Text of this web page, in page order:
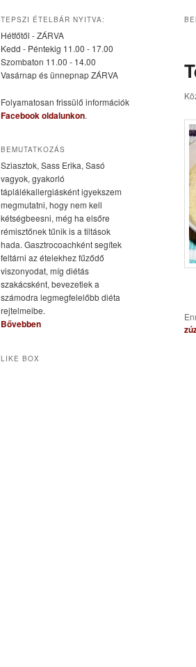
elsődleges
tartalomra
másodlagos
tartalomra
TEPSZI ÉTELBÁR NYITVA:
Hétfőtől - ZÁRVA
Kedd - Péntekig 11.00 - 17.00
Szombaton 11.00 - 14.00
Vasárnap és ünnepnap ZÁRVA
Folyamatosan frissülő információk
Facebook oldalunkon.
BEMUTATKOZÁS
Sziasztok, Sass Erika, Sasó
vagyok, gyakorló
táplálékallergiásként igyekszem
megmutatni, hogy nem kell
kétségbeesni, még ha elsőre
rémisztőnek tűnik is a tiltások
hada. Gasztrocoachként segítek
feltárni az ételekhez fűződő
viszonyodat, míg diétás
szakácsként, bevezetlek a
számodra legmegfelelőbb diéta
rejtelmeibe.
Bővebben
LIKE BOX